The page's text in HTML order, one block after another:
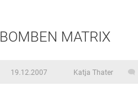
BOMBEN MATRIX
19.12.2007 Katja Thater